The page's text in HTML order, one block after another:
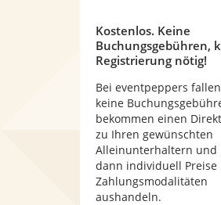
Kostenlos. Keine
Buchungsgebühren,
Registrierung nötig!
Bei eventpeppers
keine
bekommen einen
zu Ihren gewünschten
Alleinunterhaltern und
dann individuell Preise
Zahlungsmodalitäten
aushandeln.